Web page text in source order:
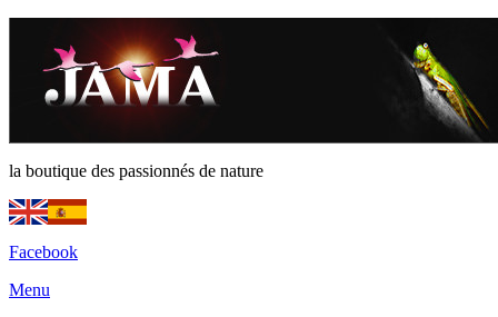
la boutique des passionnés de nature
Facebook
Menu